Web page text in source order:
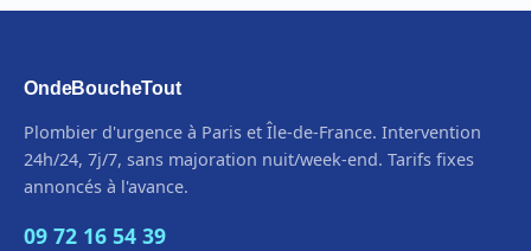
OndeBoucheTout
Plombier d'urgence à Paris et Île-de-France. Intervention
24h/24, 7j/7, sans majoration nuit/week-end. Tarifs fixes
annoncés à l'avance.
09 72 16 54 39
ODT
OndeBoucheTout
En ligne — répond en quelques
minutes